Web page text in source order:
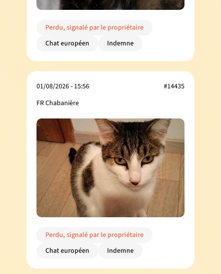
Perdu, signalé par le propriétaire
Chat européen
Indemne
01/08/2026 - 15:56
FR Chabanière
#14435
Perdu, signalé par le propriétaire
Chat européen
Indemne